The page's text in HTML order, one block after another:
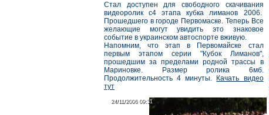
Стал доступен для свободного скачивания
видеоролик с4 этапа кубка лиманов 2006.
Прошедшего в городе Первомаске. Теперь Все
желающие могут увидить это знаковое
событие в украинском автоспорте вживую.
Напомним, что этап в Первомайске стал
первым этапом серии "Кубок Лиманов",
прошедшим за пределами родной трассы в
Мариновке. Размер ролика 6мб.
Продолжительность 4 минуты.
Качать видео
тут
24/11/2006 09:31
24/11/2006 09:31